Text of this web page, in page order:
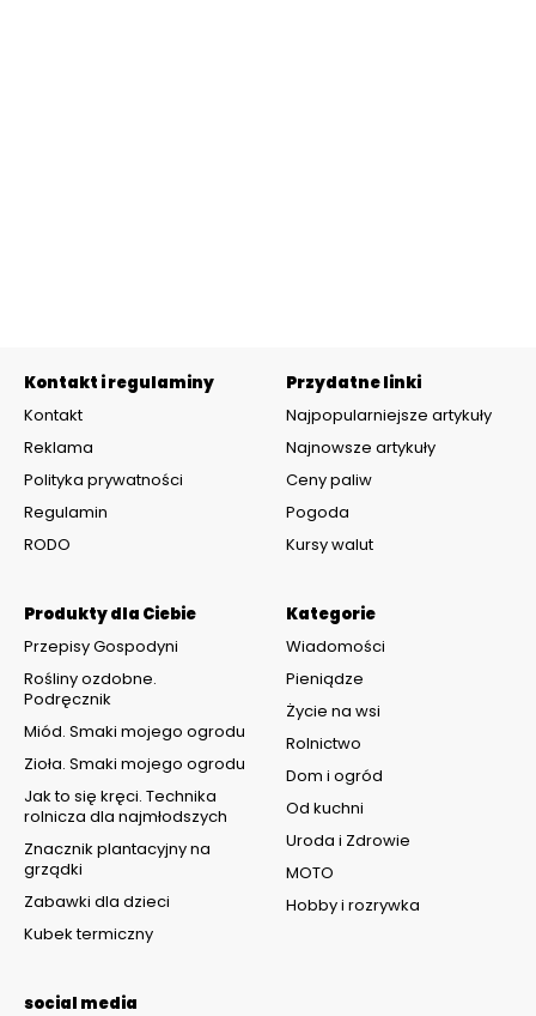
Kontakt i regulaminy
Kontakt
Reklama
Polityka prywatności
Regulamin
RODO
Kategorie
Wiadomości
Pieniądze
Życie na wsi
Rolnictwo
Dom i ogród
Od kuchni
Uroda i Zdrowie
MOTO
Hobby i rozrywka
Produkty dla Ciebie
Przepisy Gospodyni
Rośliny ozdobne.
Podręcznik
Miód. Smaki mojego ogrodu
Zioła. Smaki mojego ogrodu
Jak to się kręci. Technika
rolnicza dla najmłodszych
Znacznik plantacyjny na
grządki
Zabawki dla dzieci
Kubek termiczny
Przydatne linki
Najpopularniejsze artykuły
Najnowsze artykuły
Ceny paliw
Pogoda
Kursy walut
social media